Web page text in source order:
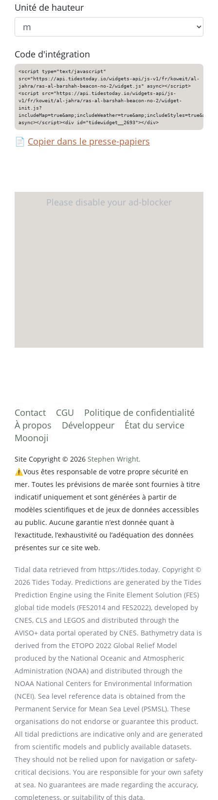
Unité de hauteur
Code d'intégration
<script type="text/javascript"
src="https://api.tidestoday.io/widgets-api/js-v1/fr/koweit/al-
jahra/ras-al-barshah-beacon-no-2/widget.js" async></script>
<script src="https://api.tidestoday.io/widgets-api/js-
v1/fr/koweit/al-jahra/ras-al-barshah-beacon-no-2/widget-
init.js?
async></script><div id="tidewidget__2693"></div>
📄 Copier dans le presse-papiers
Contact CGU
Politique de confidentialité
À propos
Développeur
État du service
Moonoji
Site Copyright © 2026 Stephen Wright.
⚠️Vous êtes responsable de votre propre sécurité en
mer. Toutes les prévisions de marée sont fournies à titre
indicatif uniquement et sont générées à partir de
modèles scientifiques et de jeux de données accessibles
au public. Aucune garantie n’est donnée quant à
l’exactitude, l’exhaustivité ou l’adéquation des données
présentes sur ce site web.
Tidal data retrieved from https://tides.today. Copyright ©
2026 Tides Today. Predictions are generated by the Tides
Prediction Engine using the Finite Element Solution (FES)
global tide models (FES2014 and FES2022), developed by
CNES, CLS and LEGOS and distributed through the
AVISO+ data portal operated by CNES. Bathymetry data is
derived from the ETOPO 2022 Global Relief Model
produced by the National Oceanic and Atmospheric
Administration (NOAA) and distributed through the
NOAA National Centers for Environmental Information
(NCEI). Sea level reference data is obtained from the
Permanent Service for Mean Sea Level (PSMSL). These
organisations do not endorse or guarantee this product.
All tidal predictions are indicative only and are generated
from scientific models and publicly available datasets.
They should not be relied upon for navigation or safety-
critical decisions. You are responsible for your own safety
at sea. No guarantees are made regarding the accuracy,
completeness, or suitability of this data.